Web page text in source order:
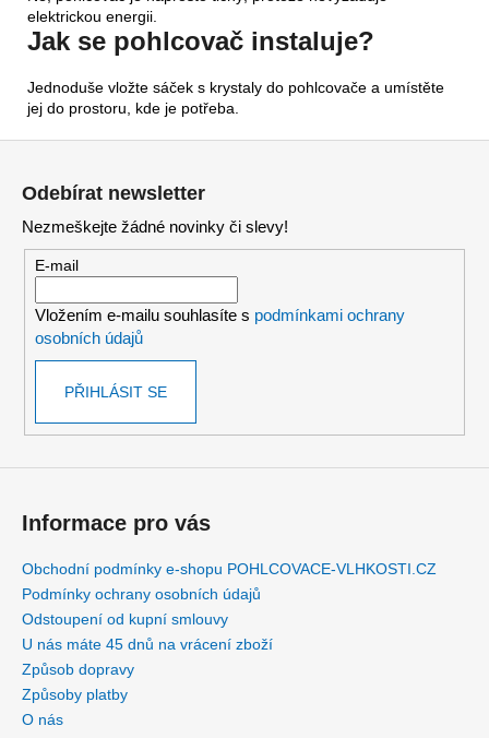
elektrickou energii.
Jak se pohlcovač instaluje?
Jednoduše vložte sáček s krystaly do pohlcovače a umístěte
jej do prostoru, kde je potřeba.
Odebírat newsletter
Nezmeškejte žádné novinky či slevy!
E-mail
Vložením e-mailu souhlasíte s podmínkami ochrany
osobních údajů
PŘIHLÁSIT SE
Informace pro vás
Obchodní podmínky e-shopu POHLCOVACE-VLHKOSTI.CZ
Podmínky ochrany osobních údajů
Odstoupení od kupní smlouvy
U nás máte 45 dnů na vrácení zboží
Způsob dopravy
Způsoby platby
O nás